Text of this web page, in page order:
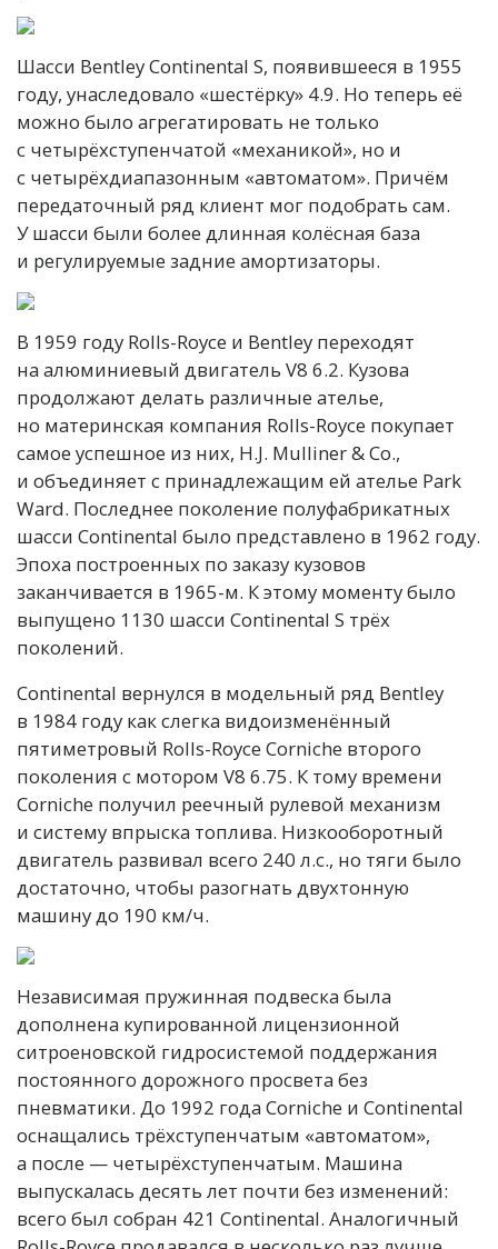
Шасси Bentley Continental S, появившееся в 1955
году, унаследовало «шестёрку» 4.9. Но теперь её
можно было агрегатировать не только
с четырёхступенчатой «механикой», но и
с четырёхдиапазонным «автоматом». Причём
передаточный ряд клиент мог подобрать сам.
У шасси были более длинная колёсная база
и регулируемые задние амортизаторы.
В 1959 году Rolls-Royce и Bentley переходят
на алюминиевый двигатель V8 6.2. Кузова
продолжают делать различные ателье,
но материнская компания Rolls-Royce покупает
самое успешное из них, H.J. Mulliner & Co.,
и объединяет с принадлежащим ей ателье Park
Ward. Последнее поколение полуфабрикатных
шасси Continental было представлено в 1962 году.
Эпоха построенных по заказу кузовов
заканчивается в 1965-м. К этому моменту было
выпущено 1130 шасси Continental S трёх
поколений.
Continental вернулся в модельный ряд Bentley
в 1984 году как слегка видоизменённый
пятиметровый Rolls-Royce Corniche второго
поколения с мотором V8 6.75. К тому времени
Corniche получил реечный рулевой механизм
и систему впрыска топлива. Низкооборотный
двигатель развивал всего 240 л.с., но тяги было
достаточно, чтобы разогнать двухтонную
машину до 190 км/ч.
Независимая пружинная подвеска была
дополнена купированной лицензионной
ситроеновской гидросистемой поддержания
постоянного дорожного просвета без
пневматики. До 1992 года Corniche и Continental
оснащались трёхступенчатым «автоматом»,
а после — четырёхступенчатым. Машина
выпускалась десять лет почти без изменений:
всего был собран 421 Continental. Аналогичный